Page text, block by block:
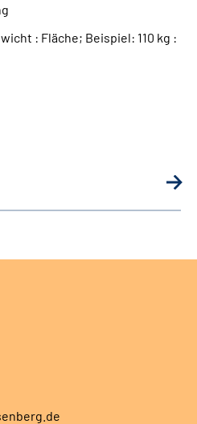
: Fläche; Beispiel: 110 kg :